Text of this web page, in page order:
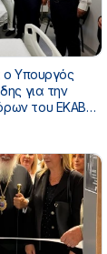
ο Υπουργός
για την
του ΕΚΑΒ